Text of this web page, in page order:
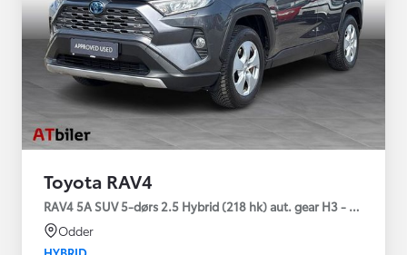
Toyota RAV4
RAV4 5A SUV 5-dørs 2.5 Hybrid (218 hk) aut. gear H3 - Comfort
Odder